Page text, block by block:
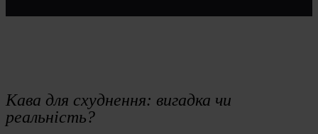
Кава для схуднення: вигадка чи
реальність?